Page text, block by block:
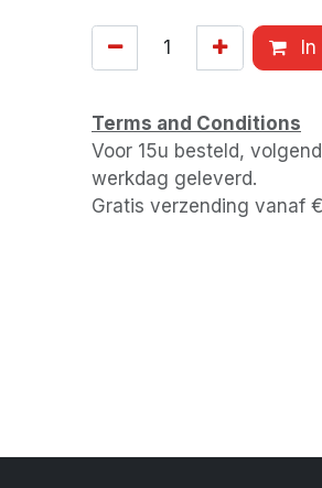
Terms and Conditions
Voor 15u besteld,
werkdag geleverd.
Gratis verzending vanaf